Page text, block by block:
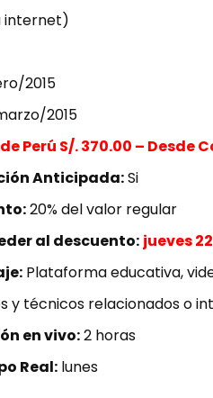
internet)
2015
2015
Perú S/. 370.00 – Desde
Anticipada:Si
20% del valor regular
al descuento: jueves
Plataforma educativa,
y técnicos relacionados o
en vivo:2 horas
Real: lunes